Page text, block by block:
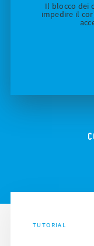
Il blocco dei
impedire il
TUTORIAL